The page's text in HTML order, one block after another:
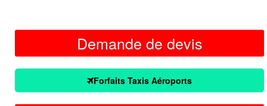
Demande de devis
Forfaits Taxis Aéroports